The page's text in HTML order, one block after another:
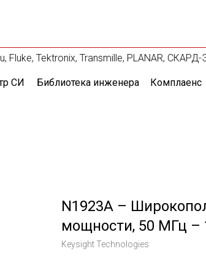
Tektronix, Transmille, PLANAR, СКАРД-
СИ Библиотека инженера Комплаенс
N1923A –
мощности, 50 МГц –
Keysight Technologies